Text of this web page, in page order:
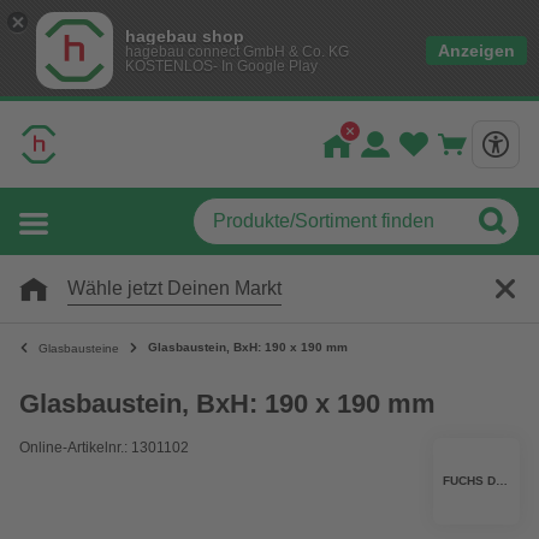
hagebau shop
hagebau connect GmbH & Co. KG
KOSTENLOS- In Google Play
Anzeigen
Wähle jetzt Deinen Markt
Glasbausteine Glasbaustein, BxH: 190 x 190 mm
Glasbaustein, BxH: 190 x 190 mm
Online-Artikelnr.: 1301102